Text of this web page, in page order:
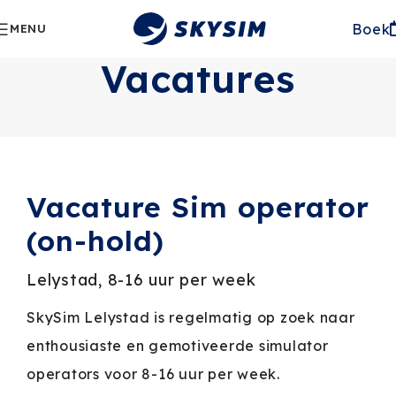
MENU Boek
Vacatures
Vacature Sim operator
(on-hold)
Lelystad, 8-16 uur per week
SkySim Lelystad is regelmatig op zoek naar
enthousiaste en gemotiveerde simulator
operators voor 8-16 uur per week.